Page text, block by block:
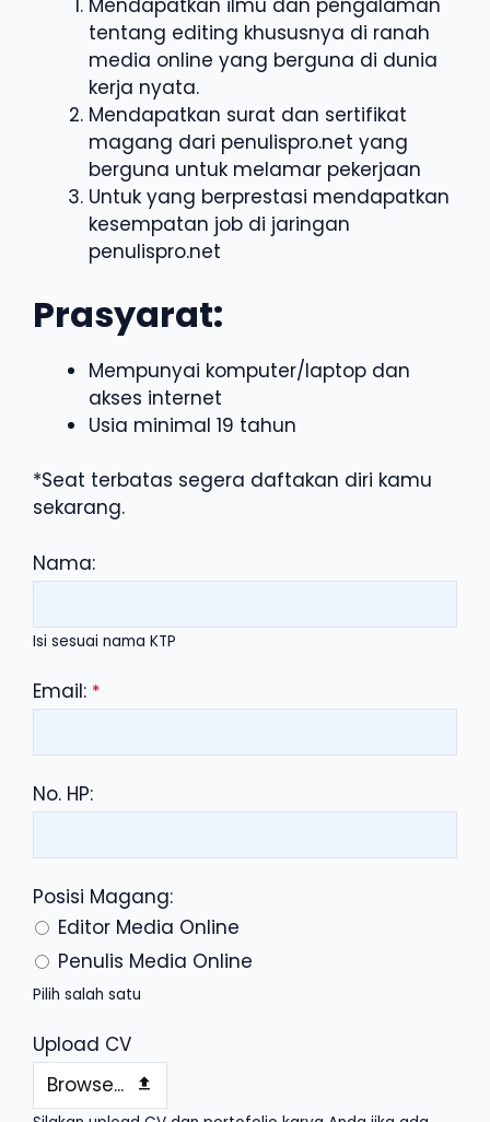
Mendapatkan ilmu dan pengalaman
tentang editing khususnya di ranah
media online yang berguna di dunia
kerja nyata.
Mendapatkan surat dan sertifikat
magang dari penulispro.net yang
berguna untuk melamar pekerjaan
Untuk yang berprestasi mendapatkan
kesempatan job di jaringan
penulispro.net
Prasyarat:
Mempunyai komputer/laptop dan
akses internet
Usia minimal 19 tahun
*Seat terbatas segera daftakan diri kamu
sekarang.
Nama:
Isi sesuai nama KTP
Email: *
No. HP:
Posisi Magang:
Editor Media Online
Penulis Media Online
Pilih salah satu
Email *
Upload CV
Browse...